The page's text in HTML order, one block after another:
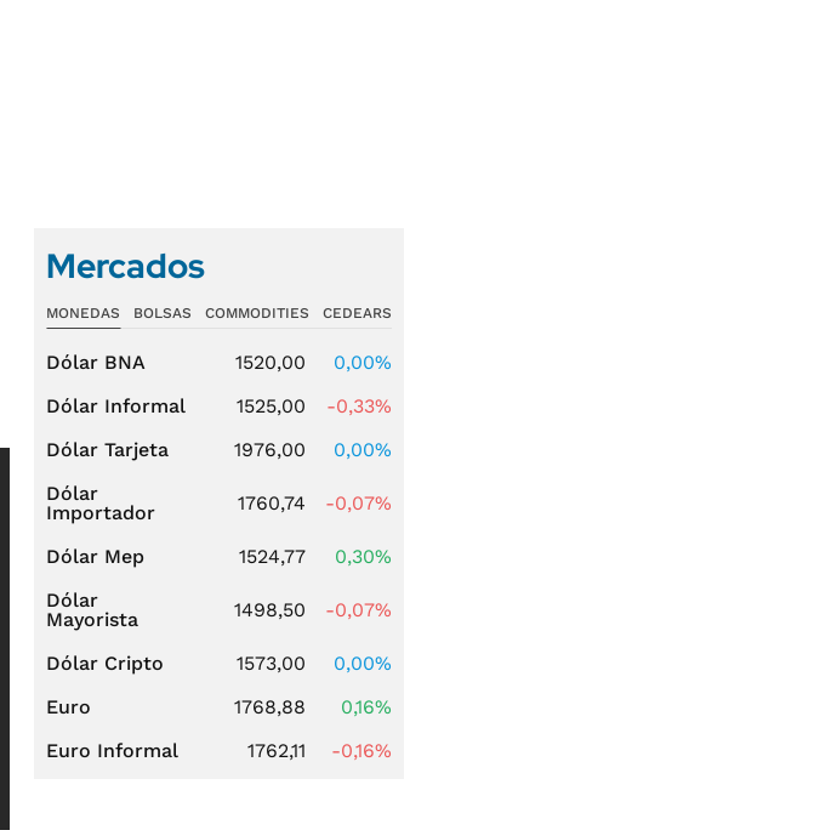
Mercados
MONEDAS BOLSAS COMMODITIES CEDEARS
Dólar BNA 1520,00
0,00%
Dólar Informal
1525,00
-0,33%
Dólar Tarjeta
1976,00
0,00%
Dólar
Importador
1760,74 -0,07%
Dólar Mep 1524,77
0,30%
Dólar
Mayorista
1498,50 -0,07%
Dólar Cripto 1573,00
0,00%
Euro
1768,88
0,16%
Euro Informal
1762,11 -0,16%